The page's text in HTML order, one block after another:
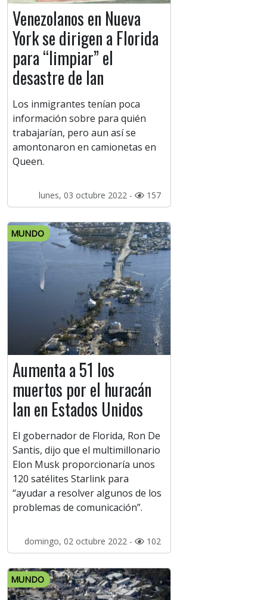
Venezolanos en Nueva
York se dirigen a Florida
para “limpiar” el
desastre de Ian
Los inmigrantes tenían poca
información sobre para quién
trabajarían, pero aun así se
amontonaron en camionetas en
Queen.
lunes, 03 octubre 2022 - 157
MUNDO
Aumenta a 51 los
muertos por el huracán
Ian en Estados Unidos
El gobernador de Florida, Ron De
Santis, dijo que el multimillonario
Elon Musk proporcionaría unos
120 satélites Starlink para
“ayudar a resolver algunos de los
problemas de comunicación”.
domingo, 02 octubre 2022 - 102
MUNDO